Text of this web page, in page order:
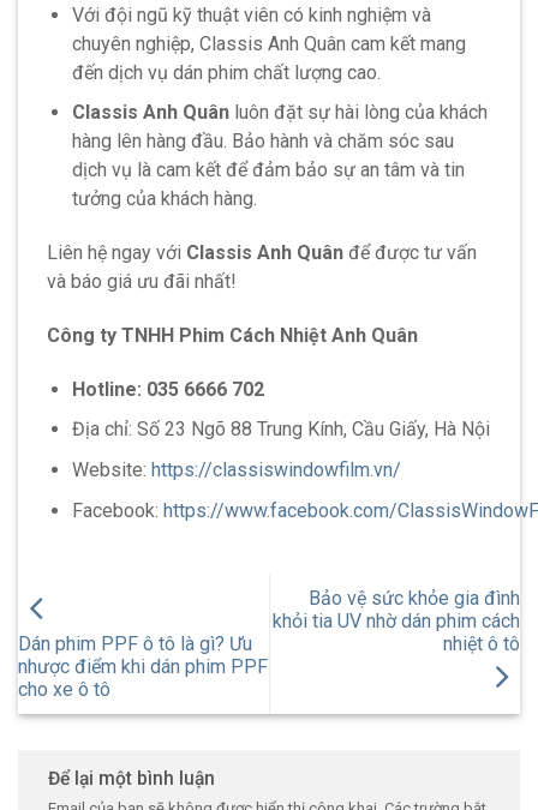
Với đội ngũ kỹ thuật viên có kinh nghiệm và
chuyên nghiệp, Classis Anh Quân cam kết mang
đến dịch vụ dán phim chất lượng cao.
Classis Anh Quânluôn đặt sự hài lòng của khách
hàng lên hàng đầu. Bảo hành và chăm sóc sau
dịch vụ là cam kết để đảm bảo sự an tâm và tin
tưởng của khách hàng.
Liên hệ ngay với Classis Anh Quân để được tư vấn
và báo giá ưu đãi nhất!
Công ty TNHH Phim Cách Nhiệt Anh Quân
Hotline: 035 6666 702
Địa chỉ: Số 23 Ngõ 88 Trung Kính, Cầu Giấy, Hà Nội
Website: https://classiswindowfilm.vn/
Facebook: https://www.facebook.com/
Dán phim PPF ô tô là gì? Ưu
nhược điểm khi dán phim PPF
cho xe ô tô
Bảo vệ sức khỏe gia đình
khỏi tia UV nhờ dán phim cách
nhiệt ô tô
Để lại một bình luận